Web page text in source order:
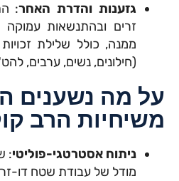
גזענות והדרת האחר:
זרים ובהתנשאות
ממנה, כולל שלילת
(חילונים, נשים, ערבים,
על מה נשענים
משיחיות הרב
ניתוח אסטרטגי-פוליטי:
מודל של עבודת שטח דו-